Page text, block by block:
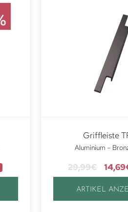
Griffleiste
Aluminium –
29,99€ 14,69
ARTIKEL